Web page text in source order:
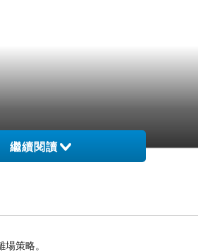
繼續閱讀
策略。